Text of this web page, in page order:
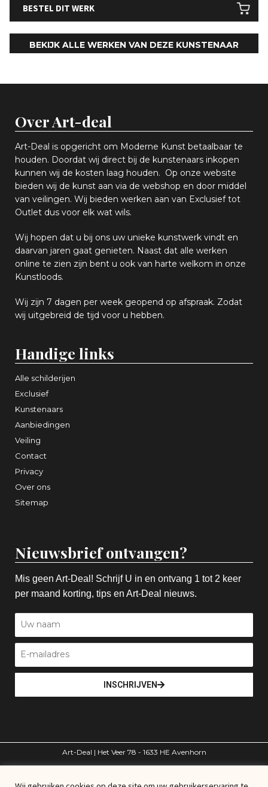
BESTEL DIT WERK
BEKIJK ALLE WERKEN VAN DEZE KUNSTENAAR
Over Art-deal
Art-Deal is opgericht om Moderne Kunst betaalbaar te
houden. Doordat wij direct bij de kunstenaars inkopen
kunnen wij de kosten laag houden. Op onze website
bieden wij de kunst aan via de webshop en door middel
van veilingen. Wij bieden werken aan van Exclusief tot
Outlet dus voor elk wat wils.
Wij hopen dat u bij ons uw unieke kunstwerk vindt en
daarvan jaren gaat genieten. Naast dat alle werken
online te zien zijn bent u ook van harte welkom in onze
Kunstloods.
Wij zijn 7 dagen per week geopend op afspraak. Zodat
wij uitgebreid de tijd voor u hebben.
Handige links
Alle schilderijen
Exclusief
Kunstenaars
Aanbiedingen
Veiling
Contact
Privacy
Over ons
Sitemap
Nieuwsbrief ontvangen?
Mis geen Art-Deal! Schrijf U in en ontvang 1 tot 2 keer
per maand korting, tips en Art-Deal nieuws.
INSCHRIJVEN
Art-Deal | Het Veer 78 - 1633 HE Avenhorn